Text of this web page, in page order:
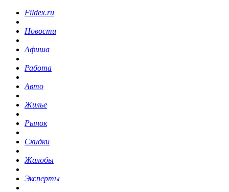
Fildex.ru
Новости
Афиша
Работа
Авто
Жилье
Рынок
Скидки
Жалобы
Эксперты